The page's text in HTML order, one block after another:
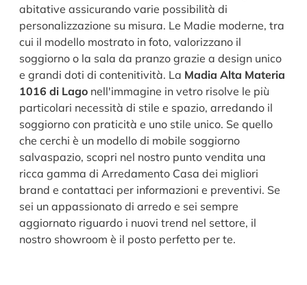
abitative assicurando varie possibilità di
personalizzazione su misura. Le Madie moderne, tra
cui il modello mostrato in foto, valorizzano il
soggiorno o la sala da pranzo grazie a design unico
e grandi doti di contenitività. La Madia Alta Materia
1016 di Lago nell'immagine in vetro risolve le più
particolari necessità di stile e spazio, arredando il
soggiorno con praticità e uno stile unico. Se quello
che cerchi è un modello di mobile soggiorno
salvaspazio, scopri nel nostro punto vendita una
ricca gamma di Arredamento Casa dei migliori
brand e contattaci per informazioni e preventivi. Se
sei un appassionato di arredo e sei sempre
aggiornato riguardo i nuovi trend nel settore, il
nostro showroom è il posto perfetto per te.